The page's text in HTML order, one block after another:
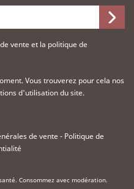
vente et la politique de
Vous trouverez pour cela nos
d'utilisation du site.
de vente - Politique de
Consommez avec modération.